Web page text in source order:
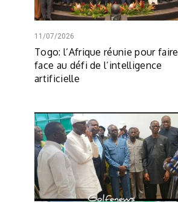
11/07/2026
Togo: l’Afrique réunie pour faire
face au défi de l’intelligence
artificielle